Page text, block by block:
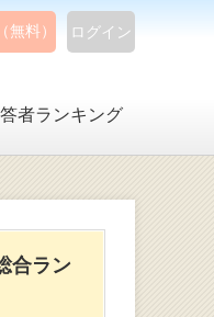
ログイン
無料）
者ランキング
合ラン